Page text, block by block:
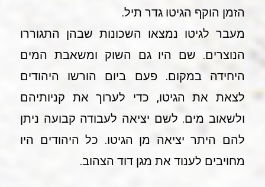
הזמן הוקף הגיטו גדר תיל.
מעבר לגיטו נמצאו השכונות שבהן התגוררו
הנוצרים. שם היו גם השוק ומשאבת המים
היחידה במקום. פעם ביום הורשו היהודים
לצאת את הגיטו, כדי לערוך את קניותיהם
ולשאוב מים. לשם יציאה לעבודה קבועה ניתן
להם היתר יציאה מן הגיטו. כל היהודים היו
מחויבים לענוד את מגן דוד הצהוב.